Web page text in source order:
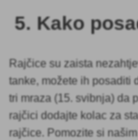
5. Kako
Rajčice su zaista
tanke, možete ih posaditi
tri mraza (15. svibnja) da
rajčici dodajte kolac za
rajčice. Pomozite si